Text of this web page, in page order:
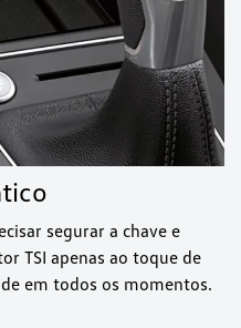
segurar a chave e
TSI apenas ao toque de
em todos os momentos.